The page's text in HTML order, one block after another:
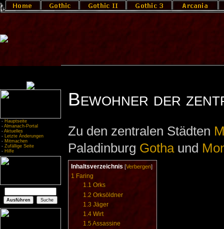
- Hauptseite
- Almanach-Portal
- Aktuelles
- Letzte Änderungen
- Mitmachen
- Zufällige Seite
- Hilfe
Bewohner der
Zu den zentralen Städten
Paladinburg Gothaund
Inhaltsverzeichnis [Verbergen]
1 Faring
1.1 Orks
1.2 Orksöldner
1.3 Jäger
1.4 Wirt
1.5 Assassine